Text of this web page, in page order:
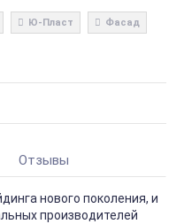
Ю-Пласт Фасад
Отзывы
нового поколения, и
производителей